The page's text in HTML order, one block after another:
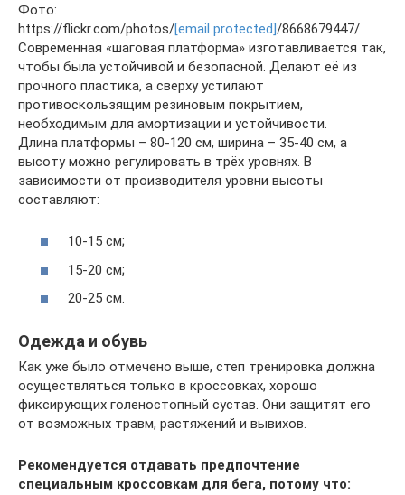
Фото:
https://flickr.com/photos/[email protected]/8668679447/
Современная «шаговая платформа» изготавливается так,
чтобы была устойчивой и безопасной. Делают её из
прочного пластика, а сверху устилают
противоскользящим резиновым покрытием,
необходимым для амортизации и устойчивости.
Длина платформы – 80-120 см, ширина – 35-40 см, а
высоту можно регулировать в трёх уровнях. В
зависимости от производителя уровни высоты
составляют:
10-15 см;
15-20 см;
20-25 см.
Одежда и обувь
Как уже было отмечено выше, степ тренировка должна
осуществляться только в кроссовках, хорошо
фиксирующих голеностопный сустав. Они защитят его
от возможных травм, растяжений и вывихов.
Рекомендуется отдавать предпочтение
специальным кроссовкам для бега, потому что: